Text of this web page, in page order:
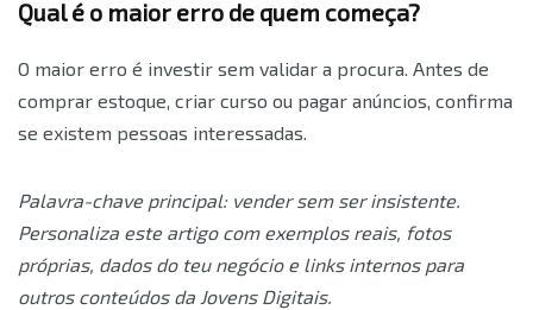
Qual é o maior erro de quem começa?
O maior erro é investir sem validar a procura. Antes de
comprar estoque, criar curso ou pagar anúncios, confirma
se existem pessoas interessadas.
Palavra-chave principal: vender sem ser insistente.
Personaliza este artigo com exemplos reais, fotos
próprias, dados do teu negócio e links internos para
outros conteúdos da Jovens Digitais.